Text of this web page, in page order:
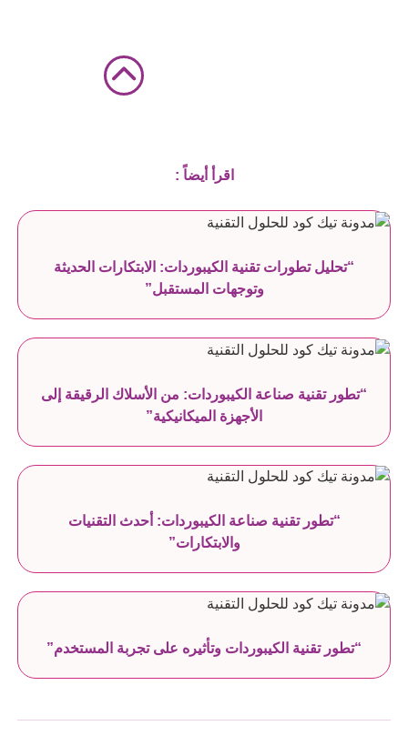
اقرأ أيضاً :
“تحليل تطورات تقنية الكيبوردات: الابتكارات الحديثة
وتوجهات المستقبل”
“تطور تقنية صناعة الكيبوردات: من الأسلاك الرقيقة إلى
الأجهزة الميكانيكية”
“تطور تقنية صناعة الكيبوردات: أحدث التقنيات
والابتكارات”
“تطور تقنية الكيبوردات وتأثيره على تجربة المستخدم”